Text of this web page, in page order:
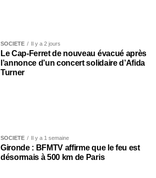
SOCIÉTÉ Il y a 2 jours
Le Cap-Ferret de nouveau évacué après
l’annonce d’un concert solidaire d’Afida
Turner
SOCIÉTÉ Il y a 1 semaine
Gironde : BFMTV affirme que le feu est
désormais à 500 km de Paris